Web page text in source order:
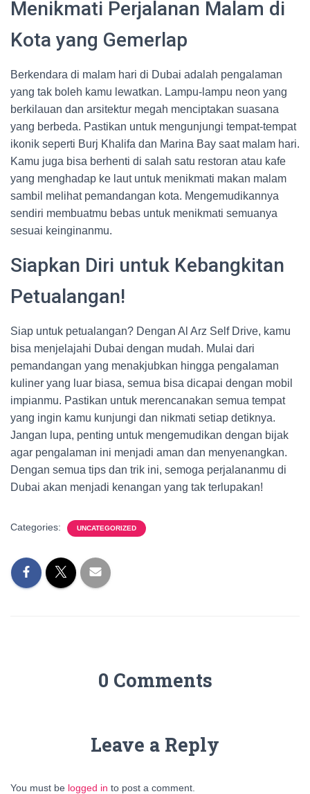
Menikmati Perjalanan Malam di
Kota yang Gemerlap
Berkendara di malam hari di Dubai adalah pengalaman
yang tak boleh kamu lewatkan. Lampu-lampu neon yang
berkilauan dan arsitektur megah menciptakan suasana
yang berbeda. Pastikan untuk mengunjungi tempat-tempat
ikonik seperti Burj Khalifa dan Marina Bay saat malam hari.
Kamu juga bisa berhenti di salah satu restoran atau kafe
yang menghadap ke laut untuk menikmati makan malam
sambil melihat pemandangan kota. Mengemudikannya
sendiri membuatmu bebas untuk menikmati semuanya
sesuai keinginanmu.
Siapkan Diri untuk Kebangkitan
Petualangan!
Siap untuk petualangan? Dengan Al Arz Self Drive, kamu
bisa menjelajahi Dubai dengan mudah. Mulai dari
pemandangan yang menakjubkan hingga pengalaman
kuliner yang luar biasa, semua bisa dicapai dengan mobil
impianmu. Pastikan untuk merencanakan semua tempat
yang ingin kamu kunjungi dan nikmati setiap detiknya.
Jangan lupa, penting untuk mengemudikan dengan bijak
agar pengalaman ini menjadi aman dan menyenangkan.
Dengan semua tips dan trik ini, semoga perjalananmu di
Dubai akan menjadi kenangan yang tak terlupakan!
Categories: UNCATEGORIZED
0 Comments
Leave a Reply
You must be logged in to post a comment.